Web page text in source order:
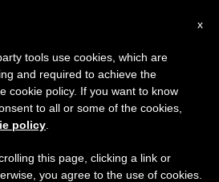
Tagged
Misioneros’
×
de agosto haremos la pausa
que en el periodo de verano
y también el
x
tools use cookies, which are
and required to achieve the
cookie policy. If you want to know
to all or some of the cookies,
policy
this page, clicking a link or
you agree to the use of cookies.